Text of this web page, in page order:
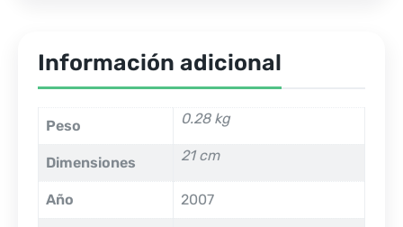
Información adicional
Peso 0.28 kg
Dimensiones 21 cm
Año 2007